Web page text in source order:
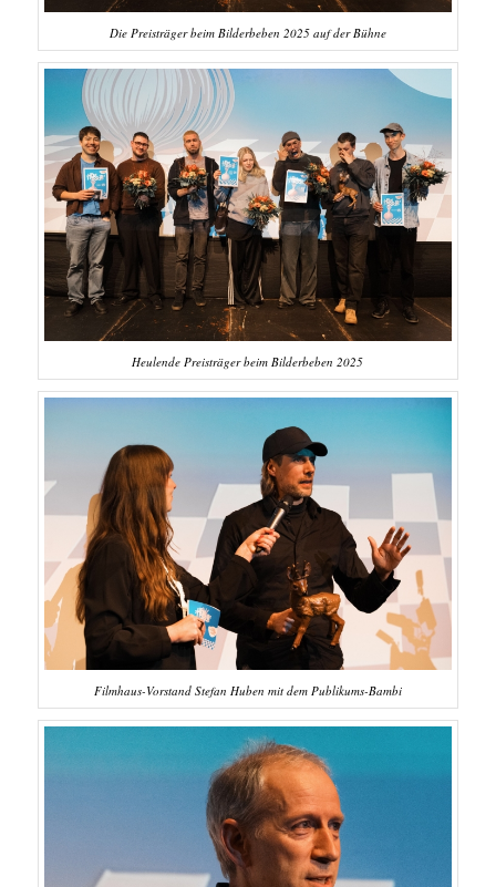
Die Preisträger beim Bilderbeben 2025 auf der Bühne
Heulende Preisträger beim Bilderbeben 2025
Filmhaus-Vorstand Stefan Huben mit dem Publikums-Bambi